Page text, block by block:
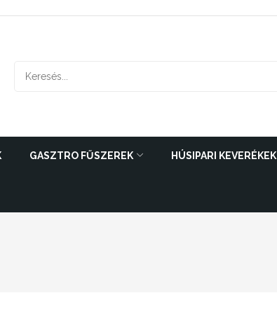
GASZTRO FŰSZEREK HÚSIPARI KEVERÉKEK